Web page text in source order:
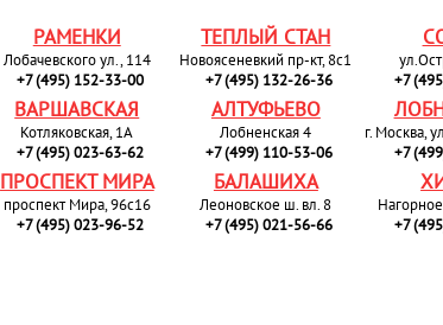
РАМЕНКИ
Лобачевского ул., 114
+7 (495) 152-33-00
ТЕПЛЫЙ СТАН
Новоясеневкий пр-кт, 8с1
+7 (495) 132-26-36
+7
ВАРШАВСКАЯ
Котляковская, 1А
+7 (495) 023-63-62
АЛТУФЬЕВО
Лобненская 4
+7 (499) 110-53-06
г. Москва,
+7
ПРОСПЕКТ МИРА
проспект Мира, 96с16
+7 (495) 023-96-52
БАЛАШИХА
Леоновское ш. вл. 8
+7 (495) 021-56-66
+7